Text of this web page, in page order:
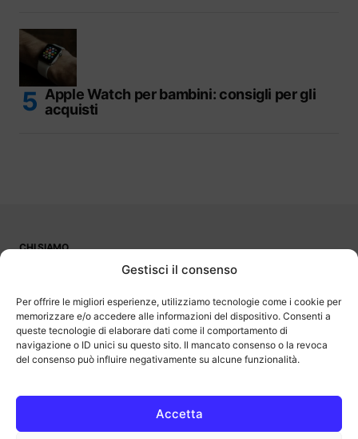
Gestisci il consenso
Per offrire le migliori esperienze, utilizziamo tecnologie come i cookie per
memorizzare e/o accedere alle informazioni del dispositivo. Consenti a
queste tecnologie di elaborare dati come il comportamento di
navigazione o ID unici su questo sito. Il mancato consenso o la revoca
del consenso può influire negativamente su alcune funzionalità.
Accetta
Apple Watch per bambini: consigli per gli
acquisti
CHI SIAMO
OutOfBit
programma di affiliazione che consente ai siti di percepire una
commissione pubblicitaria pubblicizzando e fornendo link al sito
Amazon.it. Amazon e il logo Amazon sono marchi registrati di
Amazon.com, Inc. o delle sue affiliate.